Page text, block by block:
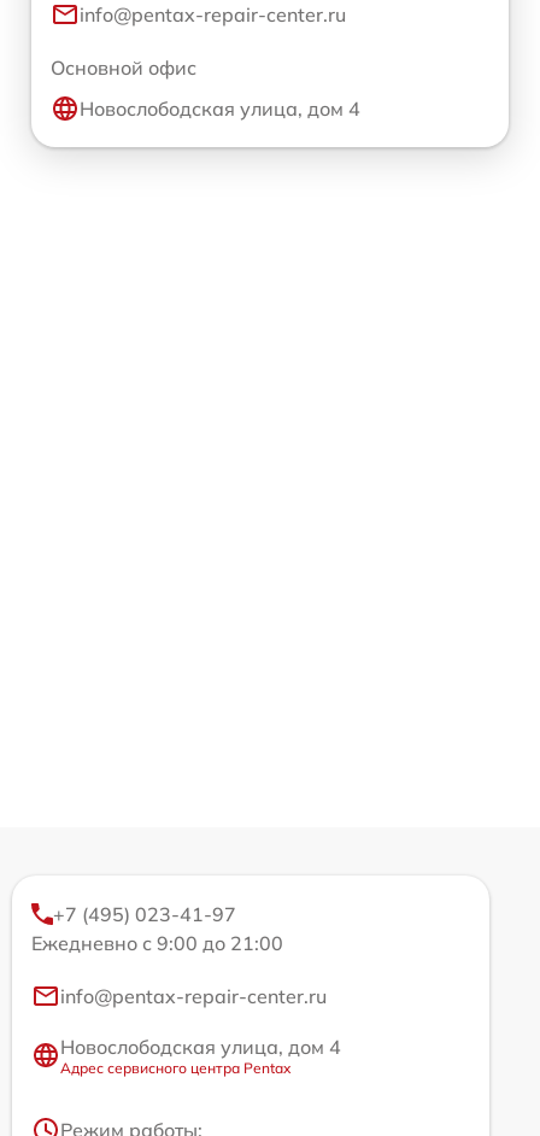
info@pentax-repair-center.ru
Основной офис
Новослободская улица, дом 4
+7 (495) 023-41-97
Ежедневно с 9:00 до 21:00
info@pentax-repair-center.ru
Новослободская улица, дом 4
Адрес сервисного центра Pentax
Режим работы: